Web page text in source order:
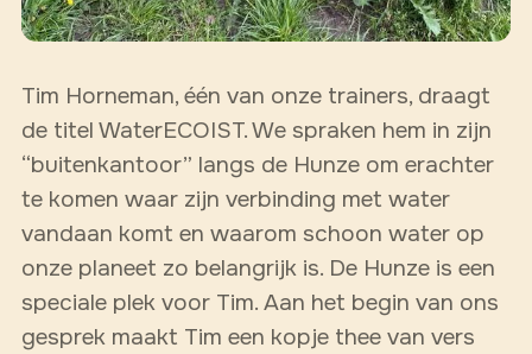
Tim Horneman, één van onze trainers, draagt
de titel WaterECOIST. We spraken hem in zijn
“buitenkantoor” langs de Hunze om erachter
te komen waar zijn verbinding met water
vandaan komt en waarom schoon water op
onze planeet zo belangrijk is. De Hunze is een
speciale plek voor Tim. Aan het begin van ons
gesprek maakt Tim een kopje thee van vers